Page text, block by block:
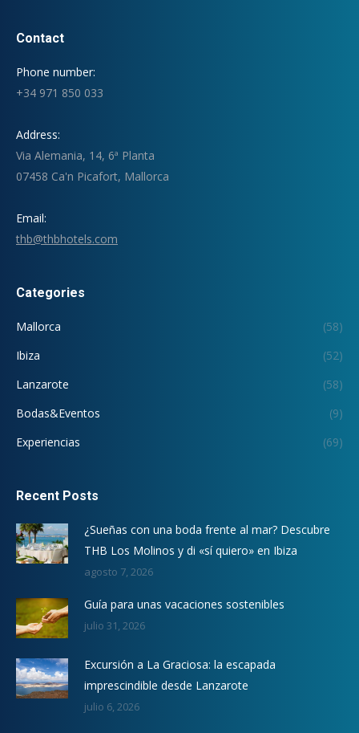
Contact
Phone number:
+34 971 850 033
Address:
Via Alemania, 14, 6ª Planta
07458 Ca'n Picafort, Mallorca
Email:
thb@thbhotels.com
Categories
Mallorca
(58)
Ibiza
(52)
Lanzarote
(58)
Bodas&Eventos
(9)
Experiencias
(69)
Recent Posts
¿Sueñas con una boda frente al mar? Descubre
THB Los Molinos y di «sí quiero» en Ibiza
agosto 7, 2026
Guía para unas vacaciones sostenibles
julio 31, 2026
Excursión a La Graciosa: la escapada
imprescindible desde Lanzarote
julio 6, 2026